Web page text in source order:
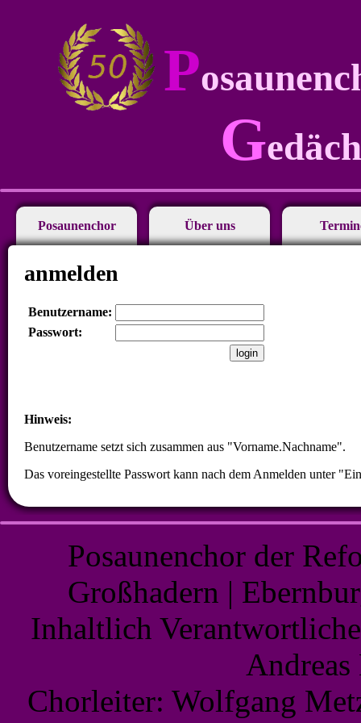
P
G
Posaunenchor Über uns
anmelden
Benutzername:
Passwort:
Hinweis:
Benutzername setzt sich zusammen aus "Vorname.Nachname".
Das voreingestellte Passwort kann nach dem Anmelden unter
Posaunenchor der
Großhadern |
Inhaltlich
Andreas
Chorleiter: Wolfgang